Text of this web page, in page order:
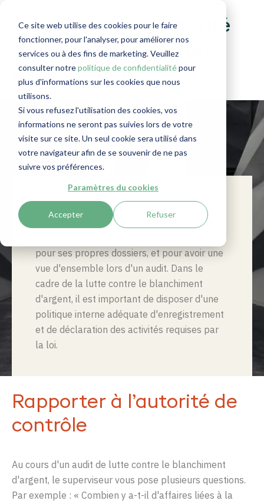
Ce site web utilise des cookies pour le faire
fonctionner, pour l'analyser, pour améliorer nos
services ou à des fins de marketing. Veuillez
consulter notrepolitique de confidentialitépour
plus d'informations sur les cookies que nous
utilisons.
Si vous refusez l'utilisation des cookies, vos
informations ne seront pas suivies lors de votre
visite sur ce site. Un seul cookie sera utilisé dans
votre navigateur afin de se souvenir de ne pas
suivre vos préférences.
Paramètres du cookies
Accepter Refuser
Rapports pour l’autorité
de contrôle | être prêt
pour un audit
important
processus
lutte contre
blanchiment
pour ses propres dossiers, et pour avoir une
vue d'ensemble lors d'un audit. Dans le
cadre de la lutte contre le blanchiment
d'argent, il est important de disposer d'une
politique interne adéquate d'enregistrement
et de déclaration des activités requises par
la loi.
Rapporter à l’autorité de
contrôle
Au cours d'un audit de lutte contre le blanchiment
d'argent, le superviseur vous pose plusieurs questions.
Par exemple : « Combien y a-t-il d'affaires liées à la